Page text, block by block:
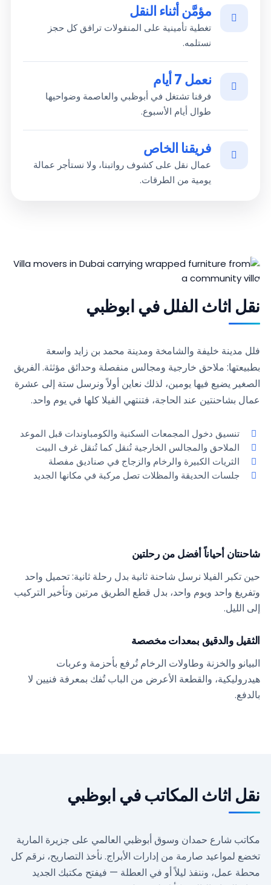
مؤمَّن أثناء النقل
تغطية تأمينية على المنقولات ترافق كل حجز
نستلمه.
نعمل 7 أيام
فرقنا تشتغل في أبوظبي والعاصمة وضواحيها
طوال أيام الأسبوع.
فريقنا الخاص
عمال نقل على كشوف رواتبنا، ولا نستأجر عمالة
يومية من الطرقات.
نقل اثاث الفلل في ابوظبي
فلل مدينة خليفة والشامخة ومدينة محمد بن زايد واسعة
بطبيعتها: ملاحق خارجية ومجالس منفصلة وحدائق مؤثثة. الفريق
الصغير يضيع فيها يومين، لذلك نعاين أولاً ونرسل ستة إلى عشرة
عمال بشاحنتين عند الحاجة، فتنتهي الفيلا كلها في يوم واحد.
تنسيق دخول المجمعات السكنية والكومباوندات قبل الموعد
الملاحق والمجالس الخارجية تُنقل كما تُنقل غرف البيت
الثريات الكبيرة والرخام والزجاج في صناديق مفصلة
جلسات الحديقة والمظلات تصل مركبة في مكانها الجديد
شاحنتان أحياناً أفضل من رحلتين
حين تكبر الفيلا نرسل شاحنة ثانية بدل رحلة ثانية: تحميل واحد
وتفريغ واحد ويوم واحد، بدل قطع الطريق مرتين وتأخير التركيب
إلى الليل.
الثقيل والدقيق بمعدات مخصصة
البيانو والخزنة وطاولات الرخام تُرفع بأحزمة وعربات
هيدروليكية، والقطعة الأعرض من الباب تُفك بمعرفة فنيين لا
بالدفع.
نقل اثاث المكاتب في ابوظبي
مكاتب شارع حمدان وسوق أبوظبي العالمي على جزيرة المارية
تخضع لمواعيد صارمة من إدارات الأبراج. نأخذ التصاريح، نرقم كل
محطة عمل، وننفذ ليلاً أو في العطلة — فيفتح مكتبك الجديد